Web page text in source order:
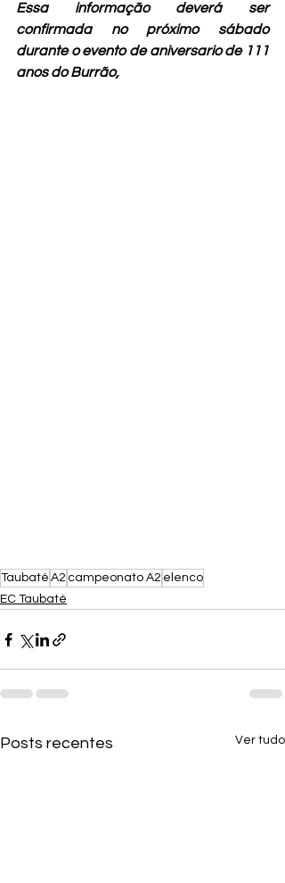
Essa informação deverá ser
confirmada no próximo sábado
durante o evento de aniversario de 111
anos do Burrão,
Taubaté A2 campeonato A2 elenco
EC Taubaté
Posts recentes Ver tudo